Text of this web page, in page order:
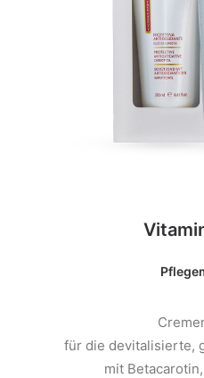
für die devitalisierte,
mit